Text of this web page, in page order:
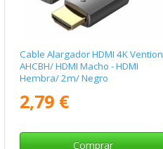
Cable Alargador HDMI 4K Vention
AHCBH/ HDMI Macho - HDMI
Hembra/ 2m/ Negro
2,79 €
Comprar